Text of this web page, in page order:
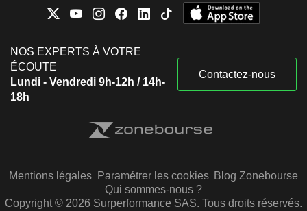
NOS EXPERTS À VOTRE
ÉCOUTE
Lundi - Vendredi 9h-12h / 14h-
18h
Contactez-nous
Mentions légales Paramétrer les cookies Blog Zonebourse
Qui sommes-nous ?
Copyright © 2026 Surperformance SAS. Tous droits réservés.